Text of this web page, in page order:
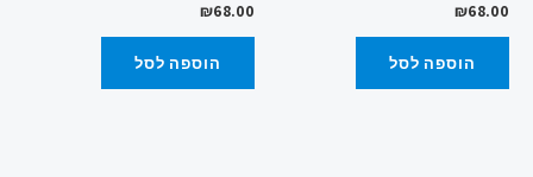
₪68.00
הוספה לסל
₪68.00
הוספה לסל